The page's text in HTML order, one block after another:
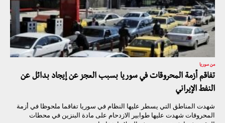
من سوريا
تفاقم أزمة المحروقات في سوريا بسبب العجز عن إيجاد بدائل عن
النفط الإيراني
شهدت المناطق التي يسطر عليها النظام في سوريا تفاقما ملحوظا في أزمة
المحروقات شهدت عليها طوابير الازدحام على مادة البنزين في محطات